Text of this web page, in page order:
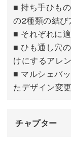
表に返して先
アイロンを
■ 持ち手ひも
の2種類の結び
■ それぞれに
■ ひも通し穴
けにするアレ
■ マルシェバ
たデザイン変
チャプター